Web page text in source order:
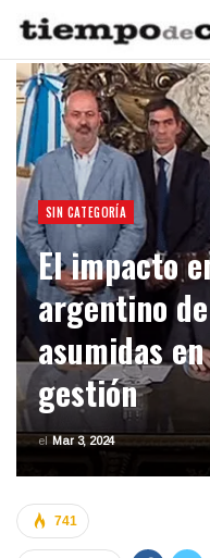
SIN CATEGORÍA
El impacto
argentino
asumidas
gestión
el Mar 3, 2024
741